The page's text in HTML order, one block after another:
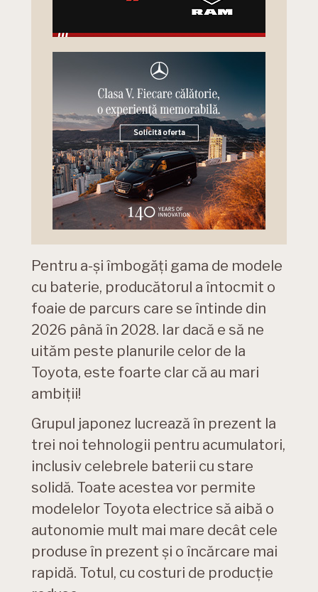
Pentru a-și îmbogăți gama de modele
cu baterie, producătorul a întocmit o
foaie de parcurs care se întinde din
2026 până în 2028. Iar dacă e să ne
uităm peste planurile celor de la
Toyota, este foarte clar că au mari
ambiții!
Grupul japonez lucrează în prezent la
trei noi tehnologii pentru acumulatori,
inclusiv celebrele baterii cu stare
solidă. Toate acestea vor permite
modelelor Toyota electrice să aibă o
autonomie mult mai mare decât cele
produse în prezent și o încărcare mai
rapidă. Totul, cu costuri de producție